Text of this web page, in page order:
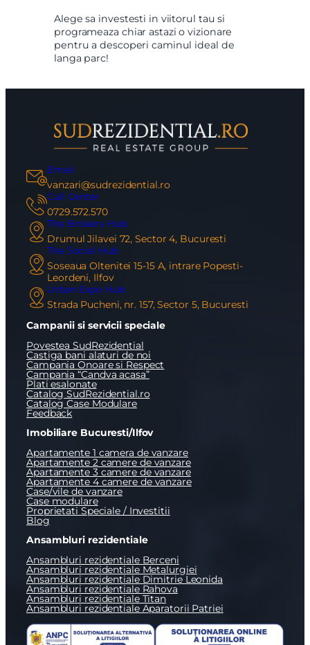
Alege sa investesti in viitorul tau si
programeaza chiar astazi o vizionare
pentru a descoperi caminul ideal de
langa parc!
Email
vanzari@sudrezidential.ro
Call Center
0729.572.570
The Brokers Hub
Drumul Jilavei 72, Sector 4, Bucuresti
The Social Hub
Soseaua Oltenitei 15-15 A, intrare Popesti-
Leordeni, Ilfov
Urban Expo Hub
Strada Pucheni, nr. 157, Sector 5, Bucuresti
Campanii si servicii speciale
Povestea SudRezidential
Castiga bani alaturi de noi
Campania Onoare si Respect
Campania “Candva acasa”
Plati esalonate
Catalog SudRezidential.ro
Catalog Case Modulare
Feedback
Imobiliare Bucuresti/Ilfov
Apartamente 1 camera de vanzare
Apartamente 2 camere de vanzare
Apartamente 3 camere de vanzare
Apartamente 4 camere de vanzare
Case/vile de vanzare
Case modulare
Proprietati Speciale / Investitii
Blog
Ansambluri rezidentiale
Ansambluri rezidentiale Berceni
Ansambluri rezidentiale Metalurgiei
Ansambluri rezidentiale Dimitrie Leonida
Ansambluri rezidentiale Rahova
Ansambluri rezidentiale Titan
Ansambluri rezidentiale Aparatorii Patriei